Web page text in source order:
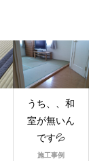
うち、、和
室が無いん
です💦
施工事例